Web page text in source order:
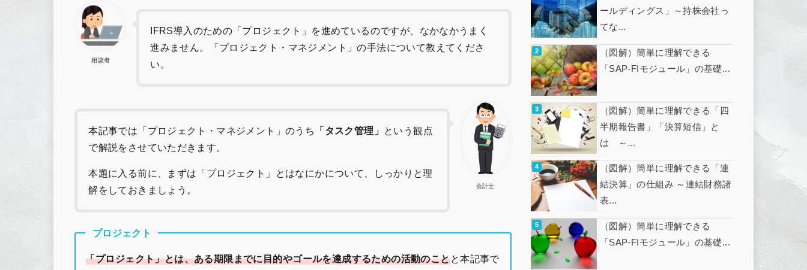
相談者
IFRS導入のための「プロジェクト」を進めているのですが、なかなかうまく
進みません。「プロジェクト・マネジメント」の手法について教えてくださ
い。
会計士
本記事では「プロジェクト・マネジメント」のうち 「タスク管理」
という観点
で解説をさせていただきます。
本題に入る前に、まずは「プロジェクト」とはなにかについて、しっかりと理
解をしておきましょう。
プロジェクト
「プロジェクト」とは、ある期限までに目的やゴールを達成するための活動のことと本記事で
ールディングス」～持株会社っ
てな...
（図解）簡単に理解できる
「SAP-FIモジュール」の基礎...
（図解）簡単に理解できる「四
半期報告書」「決算短信」と
は ～...
（図解）簡単に理解できる「連
結決算」の仕組み ～連結財務諸
表...
（図解）簡単に理解できる
「SAP-FIモジュール」の基礎...